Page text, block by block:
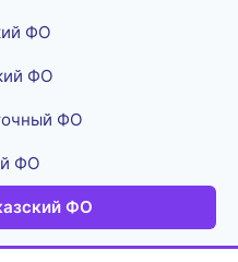
ФО
ФО
ФО
ФО
ФО